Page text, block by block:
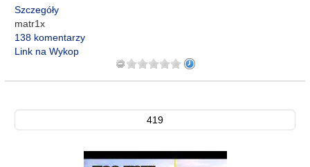
Szczegóły
matr1x
138 komentarzy
Link na Wykop
419